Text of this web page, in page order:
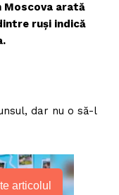
arată
ruși indică
dar nu o să-l
articolul